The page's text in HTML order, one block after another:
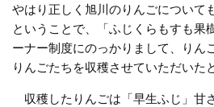
やはり正しく旭川のりんごについて
ということで、「ふじくらもすも果
ーナー制度にのっかりまして、りん
りんごたちを収穫させていただいた
収穫したりんごは「早生ふじ」甘